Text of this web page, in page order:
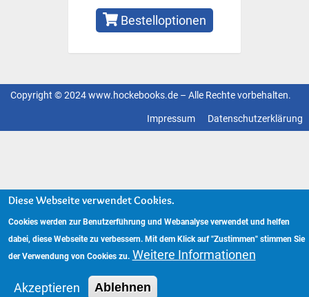
Bestelloptionen
Copyright © 2024 www.hockebooks.de – Alle Rechte vorbehalten.
Datenschutzerklärung
Impressum
Diese Webseite verwendet Cookies.
Cookies werden zur Benutzerführung und Webanalyse verwendet und helfen
dabei, diese Webseite zu verbessern. Mit dem Klick auf "Zustimmen" stimmen Sie
der Verwendung von Cookies zu. Weitere Informationen
Akzeptieren Ablehnen